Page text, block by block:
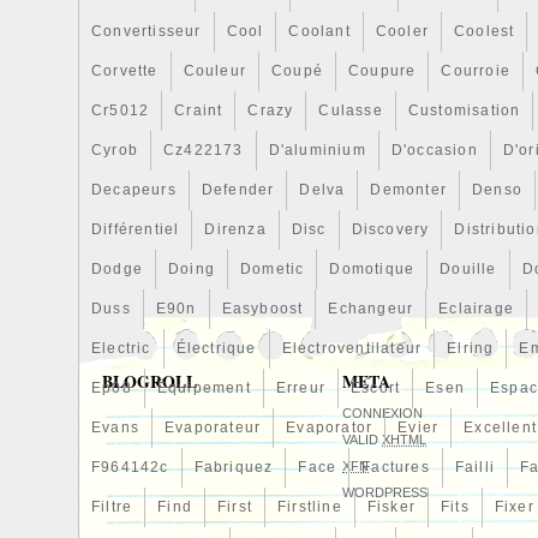
Convertisseur Cool Coolant Cooler Coolest
Corvette Couleur Coupé Coupure Courroie
Cr5012 Craint Crazy Culasse Customisation
Cyrob Cz422173 D'aluminium D'occasion
Decapeurs Defender Delva Demonter Denso
Différentiel Direnza Disc Discovery
Dodge Doing Dometic Domotique Douille
Duss E90n Easyboost Echangeur Eclairage
Electric Électrique Electroventilateur Elring
Ep08 Équipement Erreur Escort Esen
Evans Evaporateur Evaporator Evier Excellent
F964142c Fabriquez Face Factures Failli
Filtre Find First Firstline Fisker Fits Fixer
Europe, Japon, Australie.
Marque: CHRRACING
EAN: Does not apply
Numéro de pièce fabricant: Non
BLOGROLL META
CONNEXION
VALIDXHTML
XFN
WORDPRESS